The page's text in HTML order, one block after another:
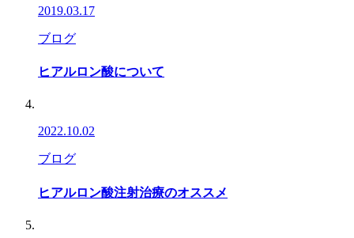
2019.03.17
ブログ
ヒアルロン酸について
2022.10.02
ブログ
ヒアルロン酸注射治療のオススメ